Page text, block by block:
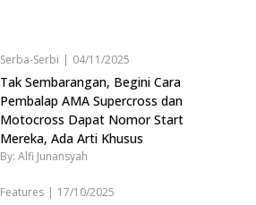
Serba-Serbi 04/11/2025
Tak Sembarangan, Begini Cara
Pembalap AMA Supercross dan
Motocross Dapat Nomor Start
Mereka, Ada Arti Khusus
By: Alfi Junansyah
Features 17/10/2025